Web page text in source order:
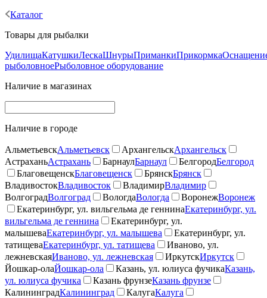
Каталог
Товары для рыбалки
УдилищаКатушкиЛескаШнурыПриманкиПрикормка
рыболовноеРыболовное оборудование
Наличие в магазинах
Наличие в городе
АльметьевскАльметьевск АрхангельскАрхангельск
АстраханьАстрахань БарнаулБарнаул БелгородБелгород
БлаговещенскБлаговещенск БрянскБрянск
ВладивостокВладивосток ВладимирВладимир
ВолгоградВолгоград ВологдаВологда ВоронежВоронеж
Екатеринбург, ул. вильгельма де геннинаЕкатеринбург, ул.
вильгельма де геннина
Екатеринбург, ул.
малышеваЕкатеринбург, ул. малышева
Екатеринбург, ул.
татищеваЕкатеринбург, ул. татищева
Иваново, ул.
лежневскаяИваново, ул. лежневская ИркутскИркутск
Йошкар-олаЙошкар-ола Казань, ул. юлиуса фучикаКазань,
ул. юлиуса фучика
Казань фрунзеКазань фрунзе
КалининградКалининград КалугаКалуга